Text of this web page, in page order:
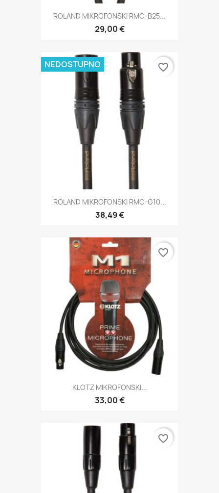
ROLAND MIKROFONSKI RMC-B25...
29,00 €
ROLAND MIKROFONSKI RMC-G10...
38,49 €
NEDOSTUPNO favorite_border
KLOTZ MIKROFONSKI...
33,00 €
favorite_border
favorite_border